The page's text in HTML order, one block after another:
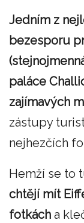
Jedním z
bezesporu
paláce
zajímavých
zástupy
nejhezčích
Hemží se to
chtějí mít
fotkách a